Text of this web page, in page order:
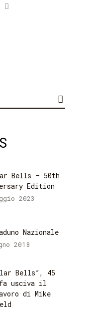
Bells – 50th
Edition
2023
Nazionale
2018
Bells”, 45
usciva il
di Mike